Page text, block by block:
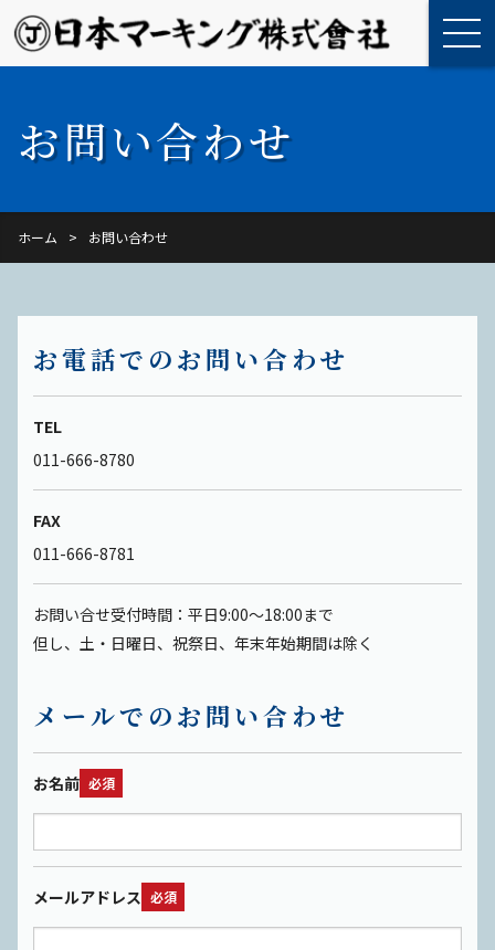
企業理念
事業内容
施工実績
会社案内
採用情報
お問い合わせ
ホーム お問い合わせ
お電話でのお問い合わせ
TEL
011-666-8780
FAX
011-666-8781
お問い合せ受付時間：平日9:00～18:00まで
但し、土・日曜日、祝祭日、年末年始期間は除く
メールでのお問い合わせ
お名前 必須
メールアドレス 必須